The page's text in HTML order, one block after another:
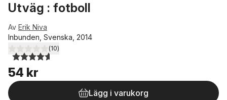
Utväg : fotboll
Av Erik Niva
Inbunden, Svenska, 2014
4,6utav 5 stjärnor. Totalt antal röster:
(10)
54 kr
Lägg i varukorg